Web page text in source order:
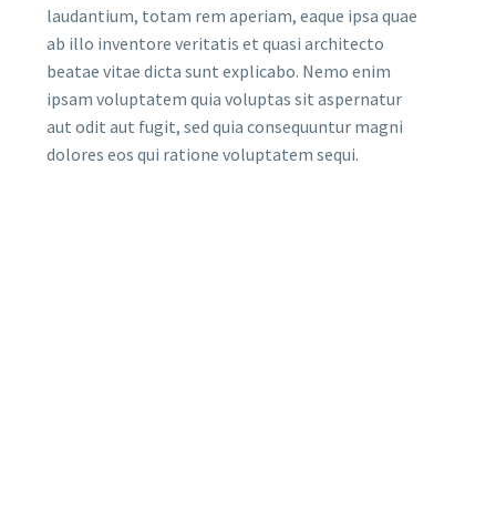
laudantium, totam rem aperiam, eaque ipsa quae
ab illo inventore veritatis et quasi architecto
beatae vitae dicta sunt explicabo. Nemo enim
ipsam voluptatem quia voluptas sit aspernatur
aut odit aut fugit, sed quia consequuntur magni
dolores eos qui ratione voluptatem sequi.